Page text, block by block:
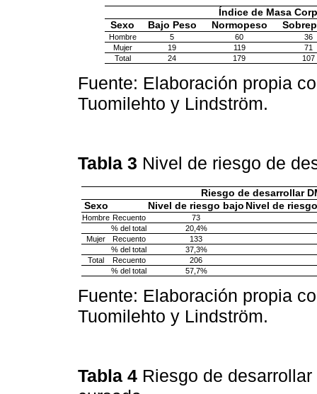
Índice de Masa
Sexo
Bajo Peso Normopeso
Hombre 5 60
36
Mujer
19 119
71
Total
24 179 107
Fuente: Elaboración propia
Tuomilehto y Lindström.
Tabla 3 Nivel de riesgo de
Riesgo de desarrollar
Sexo
Nivel de riesgo bajo Nivel de
Hombre Recuento
73
% del total
20,4%
Mujer
Recuento
133
% del total
37,3%
Total
Recuento
206
% del total
57,7%
Fuente: Elaboración propia
Tuomilehto y Lindström.
Tabla 4 Riesgo de